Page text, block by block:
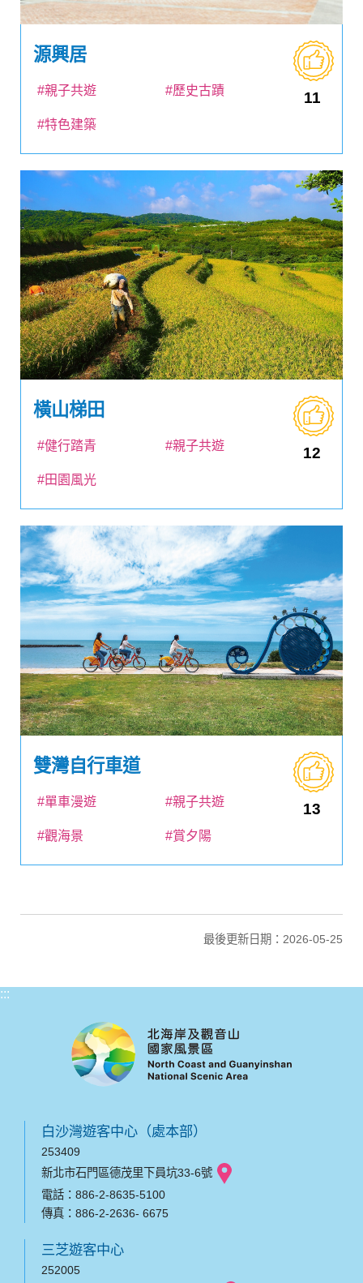
源興居
11
#親子共遊 #歷史古蹟
#特色建築
橫山梯田
12
#健行踏青 #親子共遊
#田園風光
雙灣自行車道
13
#單車漫遊 #親子共遊
#觀海景 #賞夕陽
最後更新日期：2026-05-25
:::
白沙灣遊客中心（處本部）
253409
新北市石門區德茂里下員坑33-6號
電話：886-2-8635-5100
傳真：886-2-2636- 6675
三芝遊客中心
252005